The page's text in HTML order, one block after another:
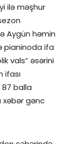
ilə məşhur
Aygün həmin
pianinoda ifa
vals” əsərini
ifası
balla
xəbər gənc